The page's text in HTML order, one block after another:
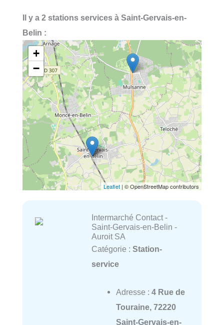
Il y a 2 stations services à Saint-Gervais-en-
Belin :
+
−
Leaflet | © OpenStreetMap contributors
Intermarché Contact -
Saint-Gervais-en-Belin -
Auroit SA
Catégorie : Station-
service
Adresse : 4 Rue de
Touraine, 72220
Saint-Gervais-en-